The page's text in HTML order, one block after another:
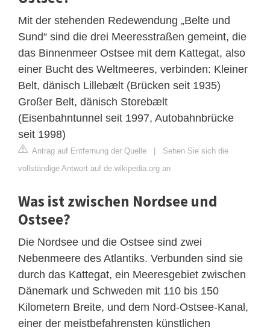
Mit der stehenden Redewendung „Belte und
Sund“ sind die drei Meeresstraßen gemeint, die
das Binnenmeer Ostsee mit dem Kattegat, also
einer Bucht des Weltmeeres, verbinden: Kleiner
Belt, dänisch Lillebælt (Brücken seit 1935)
Großer Belt, dänisch Storebælt
(Eisenbahntunnel seit 1997, Autobahnbrücke
seit 1998)
Antrag auf Entfernung der Quelle | Sehen Sie sich die
vollständige Antwort auf de.wikipedia.org an
Was ist zwischen Nordsee und
Ostsee?
Die Nordsee und die Ostsee sind zwei
Nebenmeere des Atlantiks. Verbunden sind sie
durch das Kattegat, ein Meeresgebiet zwischen
Dänemark und Schweden mit 110 bis 150
Kilometern Breite, und dem Nord-Ostsee-Kanal,
einer der meistbefahrensten künstlichen